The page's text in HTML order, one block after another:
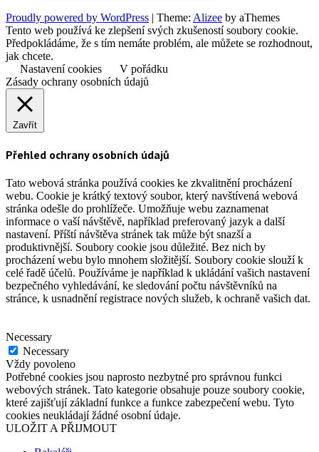
Proudly powered by WordPress | Theme: Alizee by aThemes
Tento web používá ke zlepšení svých zkušeností soubory cookie.
Předpokládáme, že s tím nemáte problém, ale můžete se rozhodnout,
jak chcete.
Nastavení cookies
V pořádku
Zásady ochrany osobních údajů
Zavřít
Přehled ochrany osobních údajů
Tato webová stránka používá cookies ke zkvalitnění procházení
webu. Cookie je krátký textový soubor, který navštívená webová
stránka odešle do prohlížeče. Umožňuje webu zaznamenat
informace o vaší návštěvě, například preferovaný jazyk a další
nastavení. Příští návštěva stránek tak může být snazší a
produktivnější. Soubory cookie jsou důležité. Bez nich by
procházení webu bylo mnohem složitější. Soubory cookie slouží k
celé řadě účelů. Používáme je například k ukládání vašich nastavení
bezpečného vyhledávání, ke sledování počtu návštěvníků na
stránce, k usnadnění registrace nových služeb, k ochraně vašich dat.
Necessary
Necessary
Vždy povoleno
Potřebné cookies jsou naprosto nezbytné pro správnou funkci
webových stránek. Tato kategorie obsahuje pouze soubory cookie,
které zajišťují základní funkce a funkce zabezpečení webu. Tyto
cookies neukládají žádné osobní údaje.
ULOŽIT A PŘIJMOUT